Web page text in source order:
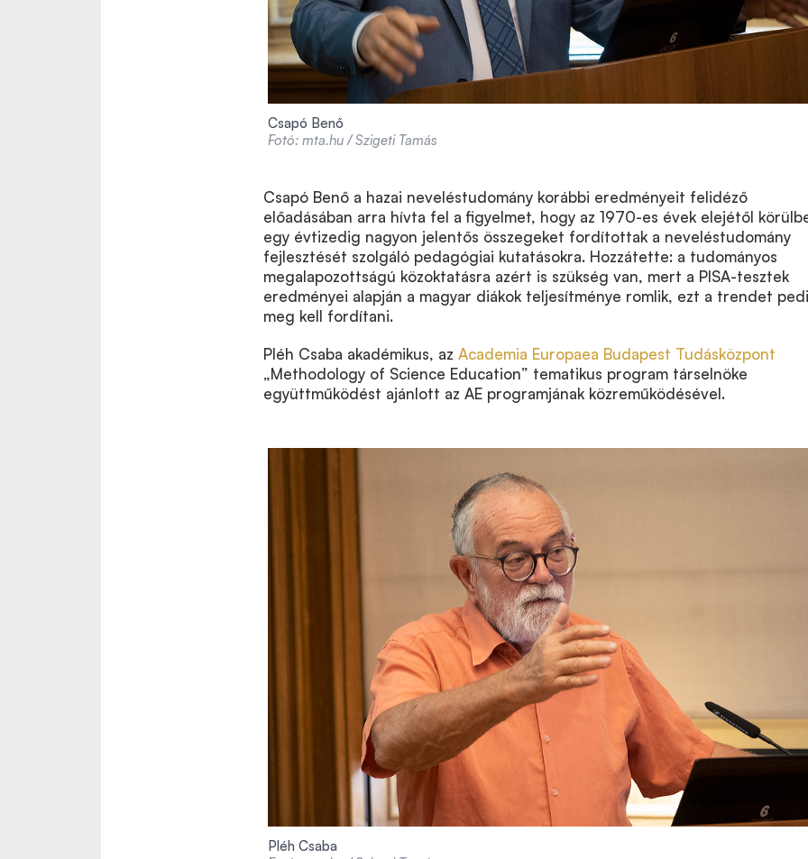
Csapó Benő
Fotó: mta.hu / Szigeti Tamás
Csapó Benő a hazai neveléstudomány korábbi eredményeit felidéző
előadásában arra hívta fel a figyelmet, hogy az 1970-es évek elejétől
egy évtizedig nagyon jelentős összegeket fordítottak a neveléstudomány
fejlesztését szolgáló pedagógiai kutatásokra. Hozzátette: a tudományos
megalapozottságú közoktatásra azért is szükség van, mert a PISA-tesztek
eredményei alapján a magyar diákok teljesítménye romlik, ezt a trendet
meg kell fordítani.
Pléh Csaba akadémikus, az Academia Europaea Budapest Tudásközpont
„Methodology of Science Education” tematikus program társelnöke
együttműködést ajánlott az AE programjának közreműködésével.
Pléh Csaba